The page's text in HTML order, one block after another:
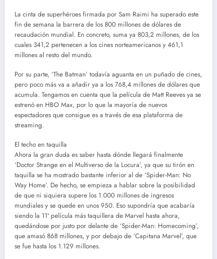
La cinta de superhéroes firmada por Sam Raimi ha superado este
fin de semana la barrera de los 800 millones de dólares de
recaudación mundial. En concreto, suma ya 803,2 millones, de los
cuales 341,2 pertenecen a los cines norteamericanos y 461,1
millones al resto del mundo.
Por su parte, ‘The Batman’ todavía aguanta en un puñado de cines,
pero poco más va a añadir ya a los 768,4 millones de dólares que
acumula. Tengamos en cuenta que la película de Matt Reeves ya se
estrenó en HBO Max, por lo que la mayoría de nuevos
espectadores que consigue es a través de esa plataforma de
streaming.
El techo en taquilla
Ahora la gran duda es saber hasta dónde llegará finalmente
‘Doctor Strange en el Multiverso de la Locura’, ya que su tirón en
taquilla se ha mostrado bastante inferior al de ‘Spider-Man: No
Way Home’. De hecho, se empieza a hablar sobre la posibilidad
de que ni siquiera supere los 1.000 millones de ingresos
mundiales y se quede en unos 950. Eso supondría que acabaría
siendo la 11ª película más taquillera de Marvel hasta ahora,
quedándose por justo por delante de ‘Spider-Man: Homecoming’,
que amasó 868 millones, y por debajo de ‘Capitana Marvel’, que
se fue hasta los 1.129 millones.